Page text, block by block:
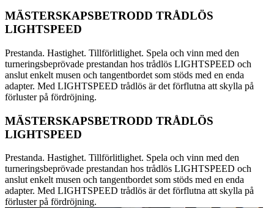
MÄSTERSKAPSBETRODD TRÅDLÖS
LIGHTSPEED
Prestanda. Hastighet. Tillförlitlighet. Spela och vinn med den
turneringsbeprövade prestandan hos trådlös LIGHTSPEED och
anslut enkelt musen och tangentbordet som stöds med en enda
adapter. Med LIGHTSPEED trådlös är det förflutna att skylla på
förluster på fördröjning.
MÄSTERSKAPSBETRODD TRÅDLÖS
LIGHTSPEED
Prestanda. Hastighet. Tillförlitlighet. Spela och vinn med den
turneringsbeprövade prestandan hos trådlös LIGHTSPEED och
anslut enkelt musen och tangentbordet som stöds med en enda
adapter. Med LIGHTSPEED trådlös är det förflutna att skylla på
förluster på fördröjning.